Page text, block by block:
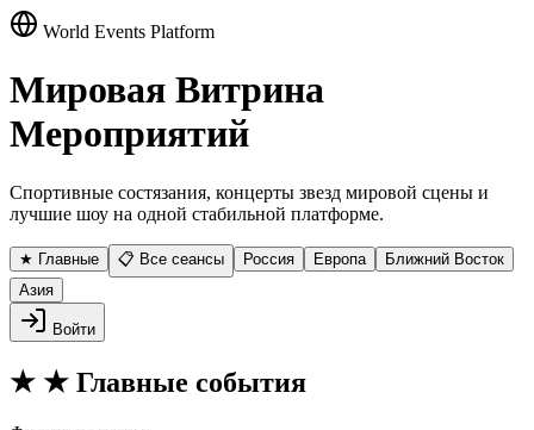
World Events Platform
Мировая Витрина
Мероприятий
Спортивные состязания, концерты звезд мировой сцены и
лучшие шоу на одной стабильной платформе.
★ Главные 📋 Все сеансы Россия Европа
Ближний Восток
Азия
Войти
★ ★ Главные события